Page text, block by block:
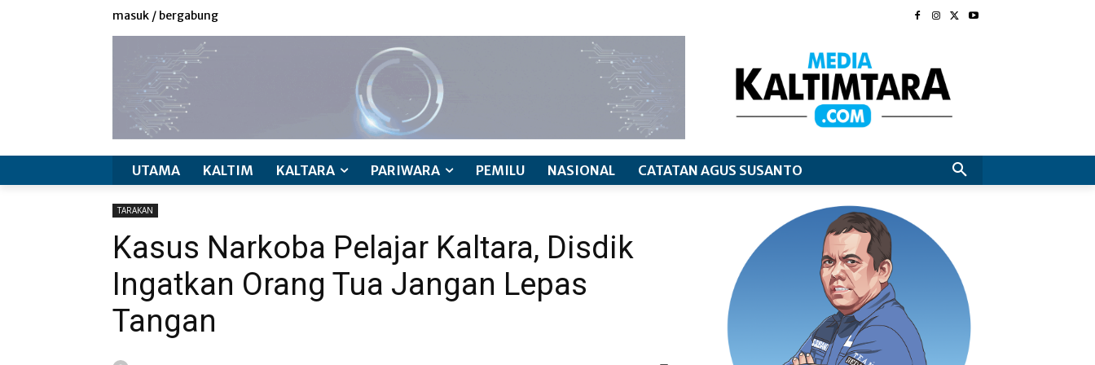
masuk / bergabung
UTAMA KALTIM KALTARA PARIWARA PEMILU NASIONAL CATATAN AGUS SUSANTO
TARAKAN
Kasus Narkoba Pelajar Kaltara, Disdik
Ingatkan Orang Tua Jangan Lepas
Tangan